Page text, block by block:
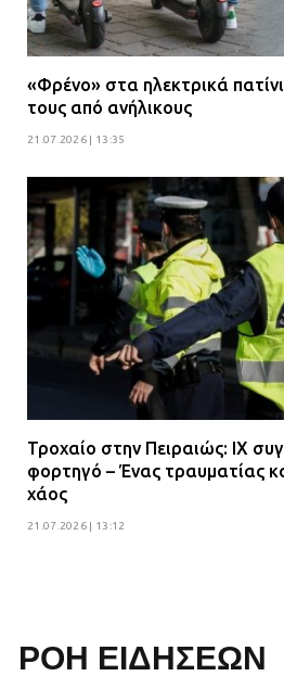
«Φρένο» στα ηλεκτρικά
τους από ανήλικους
21.07.2026 | 13:35
Τροχαίο στην Πειραιώς: ΙΧ
φορτηγό – Ένας τραυματίας
χάος
21.07.2026 | 13:12
ΡΟΗ ΕΙΔΗΣΕΩΝ